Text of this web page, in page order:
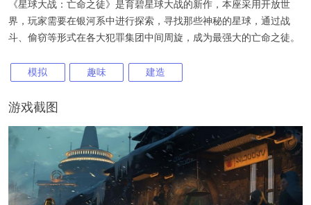
《星球大战：亡命之徒》是育碧星球大战的新作，本座采用开放世
界，玩家需要在银河系中进行探索，寻找那些神秘的星球，通过战
斗、偷窃等形式在各大犯罪集团中间周旋，成为最强大的亡命之徒。
模拟 趣味 建造
游戏截图